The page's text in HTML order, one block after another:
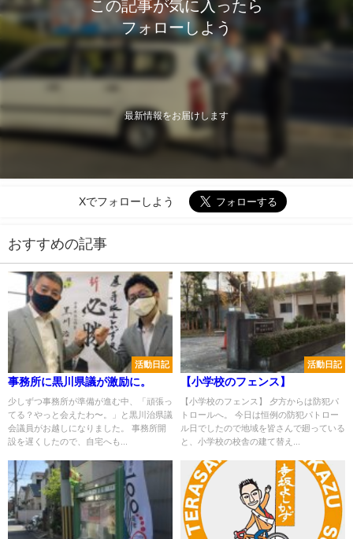
この記事が気に入ったら
フォローしよう
最新情報をお届けします
Xでフォローしよう
おすすめの記事
活動日記
事務所に黒川県議が激励に。
少しずつ事務所が準備が進む中、「頑張っ
てる？やっと会えたわ〜。」と黒川治県議
会議員がお越しになりました。 事務所開
設を遅くしたので、自宅へも...
活動日記
【小学校のフェンス】
【小学校のフェンス】 夕方からは防犯パ
トロールへ。 今日は恒例の防犯パトロー
ル日でしたので地域を皆さんで廻っている
と、小学校の校舎の建て替え...